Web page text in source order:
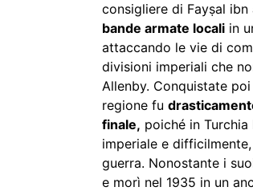
consigliere di Fayṣal
bande armate locali in
attaccando le vie di
divisioni imperiali che
Allenby. Conquistate poi
regione fu
finale, poiché in
imperiale e difficilmente,
guerra. Nonostante i
e morì nel 1935 in un